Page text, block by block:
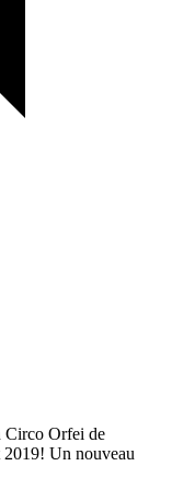
Circo Orfei de
Un nouveau